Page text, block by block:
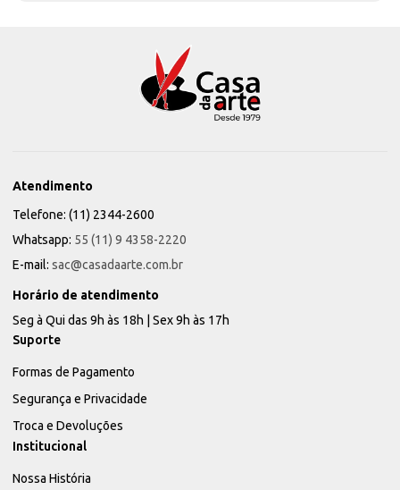
Atendimento
Telefone: (11) 2344-2600
Whatsapp: 55 (11) 9 4358-2220
E-mail: sac@casadaarte.com.br
Horário de atendimento
Seg à Qui das 9h às 18h | Sex 9h às 17h
Suporte
Formas de Pagamento
Segurança e Privacidade
Troca e Devoluções
Institucional
Nossa História